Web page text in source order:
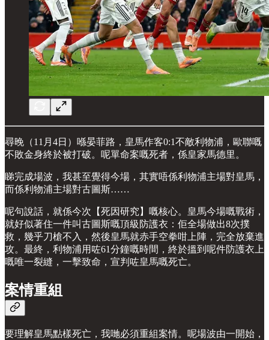
尋晚（11月4日）喺晏菲路，皇馬作客0:1不敵利物浦，歐聯嘅
不敗金身終於被打破。呢單命案嘅死者，係皇家馬德里。
睇完成場波，我甚至覺得今場，其實唔係利物浦主場對皇馬，
而係利物浦主場對古圖斯……
呢句說話，就係今次【死因研究】嘅核心。皇馬今場嘅戰術，
就好似著住一件叫古圖斯嘅頂級防護衣：佢全場做出8次撲
救，幾乎刀槍不入，然後皇馬就赤手空拳咁上陣，完全放棄進
攻。最終，利物浦用咗61分鐘嘅時間，終於搵到呢件防護衣上
嘅唯一裂縫，一擊致命，宣判咗皇馬嘅死亡。
案情重組
要理解皇馬點樣死亡，我哋必須重組案情。呢場波由一開始，